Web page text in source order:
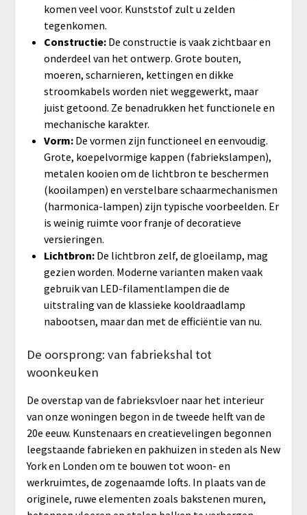
komen veel voor. Kunststof zult u zelden
tegenkomen.
Constructie:De constructie is vaak zichtbaar en
onderdeel van het ontwerp. Grote bouten,
moeren, scharnieren, kettingen en dikke
stroomkabels worden niet weggewerkt, maar
juist getoond. Ze benadrukken het functionele en
mechanische karakter.
Vorm:De vormen zijn functioneel en eenvoudig.
Grote, koepelvormige kappen (fabriekslampen),
metalen kooien om de lichtbron te beschermen
(kooilampen) en verstelbare schaarmechanismen
(harmonica-lampen) zijn typische voorbeelden. Er
is weinig ruimte voor franje of decoratieve
versieringen.
Lichtbron:De lichtbron zelf, de gloeilamp, mag
gezien worden. Moderne varianten maken vaak
gebruik van LED-filamentlampen die de
uitstraling van de klassieke kooldraadlamp
nabootsen, maar dan met de efficiëntie van nu.
De oorsprong: van fabriekshal tot
woonkeuken
De overstap van de fabrieksvloer naar het interieur
van onze woningen begon in de tweede helft van de
20e eeuw. Kunstenaars en creatievelingen begonnen
leegstaande fabrieken en pakhuizen in steden als New
York en Londen om te bouwen tot woon- en
werkruimtes, de zogenaamde lofts. In plaats van de
originele, ruwe elementen zoals bakstenen muren,